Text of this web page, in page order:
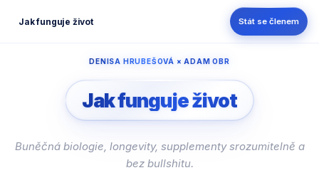
Jak funguje život Stát se členem
DENISA HRUBEŠOVÁ × ADAM OBR
Jak funguje život
Buněčná biologie, longevity, supplementy srozumitelně a
bez bullshitu.